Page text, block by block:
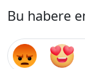
Bu habere